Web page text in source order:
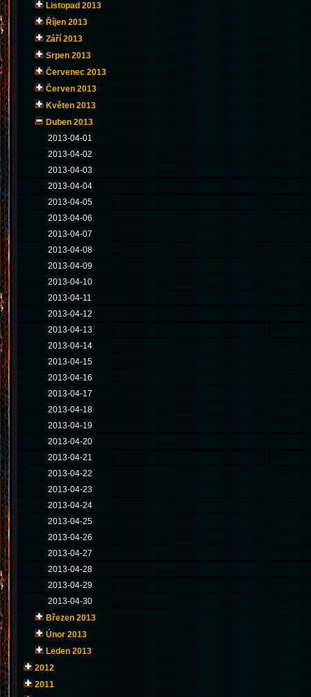
Listopad 2013
Říjen 2013
Září 2013
Srpen 2013
Červenec 2013
Červen 2013
Květen 2013
Duben 2013
2013-04-01
2013-04-02
2013-04-03
2013-04-04
2013-04-05
2013-04-06
2013-04-07
2013-04-08
2013-04-09
2013-04-10
2013-04-11
2013-04-12
2013-04-13
2013-04-14
2013-04-15
2013-04-16
2013-04-17
2013-04-18
2013-04-19
2013-04-20
2013-04-21
2013-04-22
2013-04-23
2013-04-24
2013-04-25
2013-04-26
2013-04-27
2013-04-28
2013-04-29
2013-04-30
Březen 2013
Únor 2013
Leden 2013
2012
2011